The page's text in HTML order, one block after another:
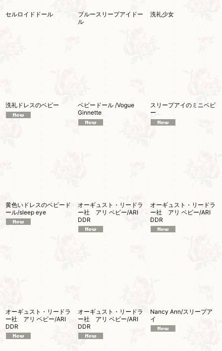
セルロイドドール
ブルースリープアイドー
ル
洗礼少女
洗礼ドレスのベビー
ベビードール /Vogue
Ginnette
スリープアイのミニベビ
ー
黄色いドレスのベビード
ール/sleep eye
オーギュスト・リードラ
ー社 アリ ベビー/ARI
DDR
オーギュスト・リードラ
ー社 アリ ベビー/ARI
DDR
オーギュスト・リードラ
ー社 アリ ベビー/ARI
DDR
オーギュスト・リードラ
ー社 アリ ベビー/ARI
DDR
Nancy Ann/スリープア
イ